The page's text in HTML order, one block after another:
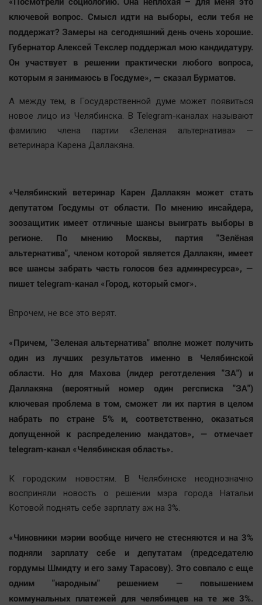
ключевой вопрос. Смысл идти на выборы, если тебя не
поддержат? Замеры на сегодняшний день очень хорошие.
Губернатор Алексей Текслер поддержал мою кандидатуру.
Он участвует в решении практически любого вопроса,
которым я занимаюсь в Госдуме», — сказал Бурматов.
А между тем, в Государственной думе может появиться
новое лицо из Челябинска. В Telegram-каналах называют
фамилию члена партии «Зеленая альтернатива» —
ветеринара Карена Даллакяна.
«Челябинский ветеринар Карен Даллакян может стать
депутатом Госдумы от области. По мнению инсайдера,
зоозащитик имеет отличные шансы выиграть выборы в
регионе. По мнению Москвы, партия "Зелёная
альтернатива", членом которой является Даллакян, имеет
все шансы забрать часть голосов без админресурса», —
пишет telegram-канал «Город, который смог».
Впрочем, не все это верят.
«Причем, "Зеленая альтернатива" вполне может получить
один из лучших результатов именно в Челябинской
области. Но для Махова (лидер реготделения "ЗА") и
Даллакяна (вероятный номер один регсписка "ЗА")
ключевая проблема в том, сможет ли их партия в целом
набрать по стране 5% и, соответственно, оказаться
допущенной к распределению мандатов», — отмечает
telegram-канал «Челябинская область».
К городским новостям. В Челябинске неоднозначно
восприняли новость о решении мэра города Натальи
Котовой поднять себе зарплату аж на 3%.
«Чиновники мэрии вообще ничего не стесняются и на 3%
подняли зарплату себе и депутатам (председателю
гордумы Шмидту и его заму Тарасову). Это совпало с еще
одним "народным" решением — повышением
коммунальных платежей для челябинцев на те же 3%.